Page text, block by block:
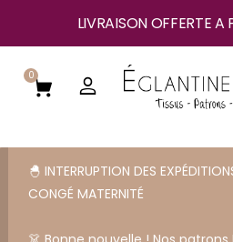
LIVRAISON OFFERTE
0
🐣 INTERRUPTION DES
CONGÉ MATERNITÉ